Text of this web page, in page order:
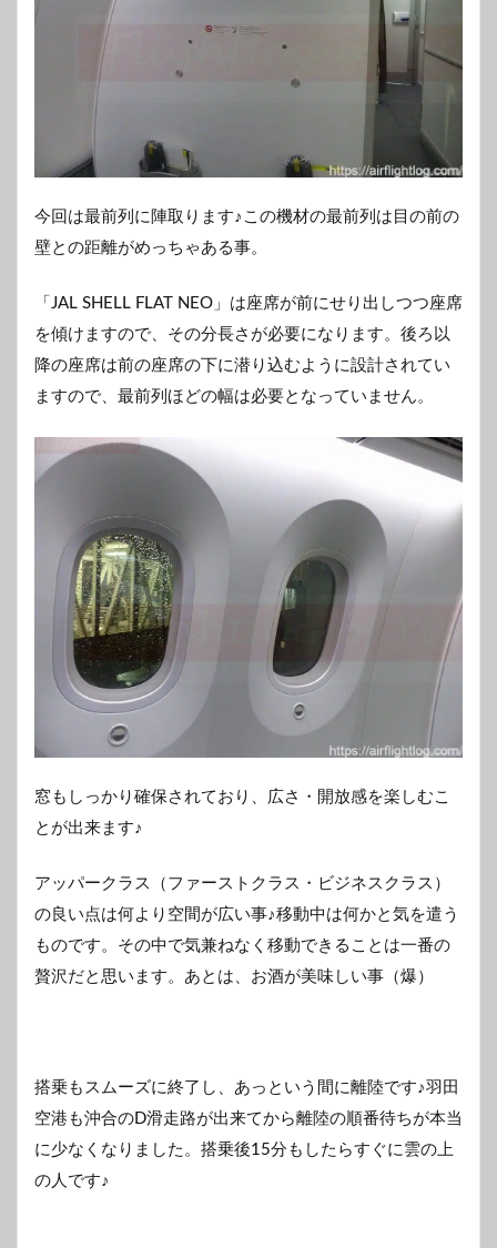
今回は最前列に陣取ります♪この機材の最前列は目の前の
壁との距離がめっちゃある事。
「JAL SHELL FLAT NEO」は座席が前にせり出しつつ座席
を傾けますので、その分長さが必要になります。後ろ以
降の座席は前の座席の下に潜り込むように設計されてい
ますので、最前列ほどの幅は必要となっていません。
窓もしっかり確保されており、広さ・開放感を楽しむこ
とが出来ます♪
アッパークラス（ファーストクラス・ビジネスクラス）
の良い点は何より空間が広い事♪移動中は何かと気を遣う
ものです。その中で気兼ねなく移動できることは一番の
贅沢だと思います。あとは、お酒が美味しい事（爆）
搭乗もスムーズに終了し、あっという間に離陸です♪羽田
空港も沖合のD滑走路が出来てから離陸の順番待ちが本当
に少なくなりました。搭乗後15分もしたらすぐに雲の上
の人です♪